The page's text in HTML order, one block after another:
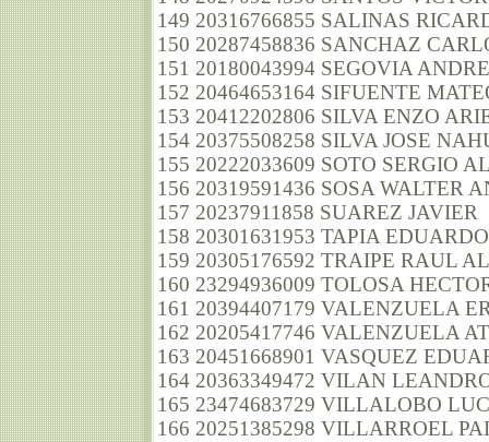
149 20316766855 SALINAS
150 20287458836 SANCHAZ
151 20180043994 SEGOVIA
152 20464653164 SIFUENTE
153 20412202806 SILVA ENZO
154 20375508258 SILVA JOSE
155 20222033609 SOTO SERGIO
156 20319591436 SOSA WALTER
157 20237911858 SUAREZ JAVIER
158 20301631953 TAPIA
159 20305176592 TRAIPE RAUL
160 23294936009 TOLOSA
161 20394407179 VALENZUELA
162 20205417746 VALENZUELA
163 20451668901 VASQUEZ
164 20363349472 VILAN
165 23474683729 VILLALOBO
166 20251385298 VILLARROEL